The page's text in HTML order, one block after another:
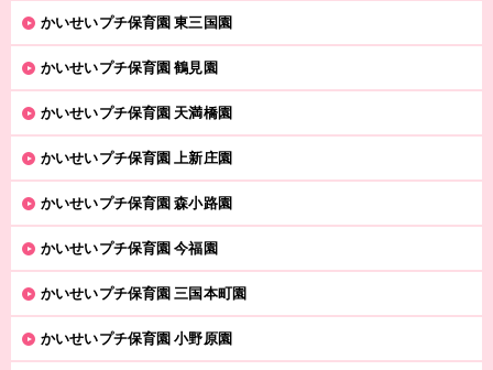
かいせいプチ保育園 東三国園
かいせいプチ保育園 鶴見園
かいせいプチ保育園 天満橋園
かいせいプチ保育園 上新庄園
かいせいプチ保育園 森小路園
かいせいプチ保育園 今福園
かいせいプチ保育園 三国本町園
かいせいプチ保育園 小野原園